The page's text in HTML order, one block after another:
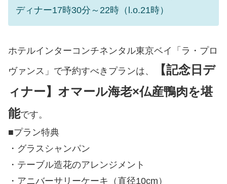
ディナー17時30分～22時（l.o.21時）
ホテルインターコンチネンタル東京ベイ「ラ・プロ
ヴァンス」で予約すべきプランは、
【記念日デ
ィナー】オマール海老×仏産鴨肉を堪
能です。
■プラン特典
・グラスシャンパン
・テーブル造花のアレンジメント
・アニバーサリーケーキ（直径10cm）